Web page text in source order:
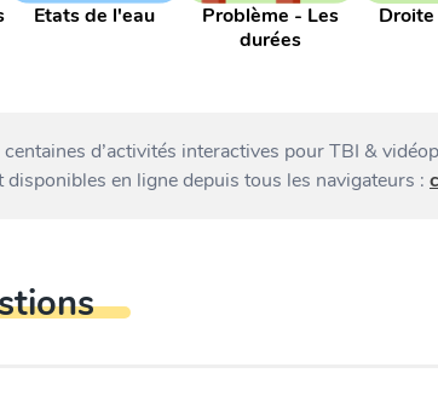
Etats de l'eau
Problème - Les
durées
d’activités interactives pour TBI &
en ligne depuis tous les navigateurs :